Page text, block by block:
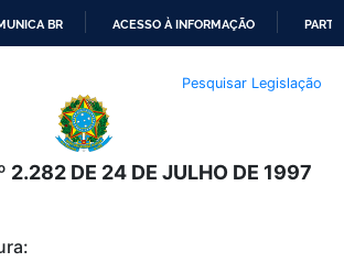
O
CONTEÚDO
BR ACESSO À INFORMAÇÃO
Pesquisar Legislação
2.282 DE 24 DE JULHO DE 1997